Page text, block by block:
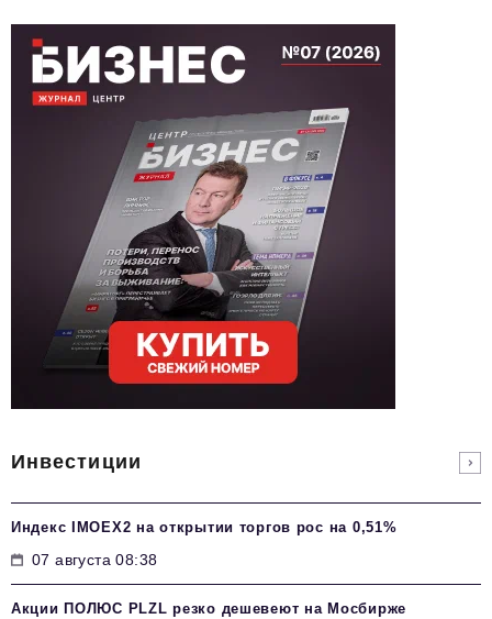
Инвестиции
Индекс IMOEX2 на открытии торгов рос на 0,51%
07 августа 08:38
Акции ПОЛЮС PLZL резко дешевеют на Мосбирже